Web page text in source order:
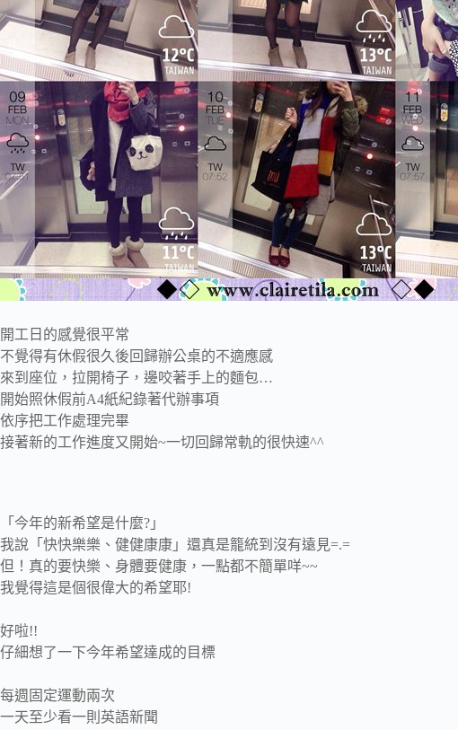
開工日的感覺很平常
不覺得有休假很久後回歸辦公桌的不適應感
來到座位，拉開椅子，邊咬著手上的麵包…
開始照休假前A4紙紀錄著代辦事項
依序把工作處理完畢
接著新的工作進度又開始~一切回歸常軌的很快速^^
「今年的新希望是什麼?」
我說「快快樂樂、健健康康」還真是籠統到沒有遠見=.=
但！真的要快樂、身體要健康，一點都不簡單咩~~
我覺得這是個很偉大的希望耶!
好啦!!
仔細想了一下今年希望達成的目標
每週固定運動兩次
一天至少看一則英語新聞